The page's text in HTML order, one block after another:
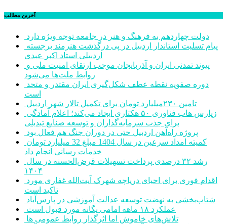
آخرین مطالب
دولت چهاردهم به فرهنگ و هنر در جامعه توجه ویژه دارد
اردبیلی استاد اکبر عبدی
روابط ملت‌ها می‌شود
است
تامین ۲۳۰میلیارد تومان برای تکمیل تالار شهر اردبیل
برای جذب سرمایه‌گذاران و توسعه صنایع تبدیلی
پروژه راه‌آهن اردبیل حتی در دوران جنگ هم فعال بود
خدمات رسانی انجام داد
۱۴۰۴
تاکید است
شتاب‌بخشی به نهضت توسعه عدالت آموزشی در پارس‌آباد
عملکرد ۱۸ ماهه امامی یگانه مورد قبول است
تلاش‌های خاموش اما اثرگذار روابط عمومی ها